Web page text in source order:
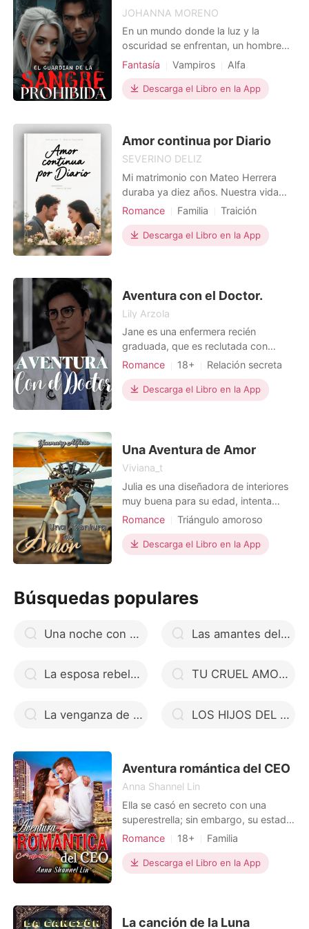
JOHANNA MORENO
En un mundo donde la luz y la
oscuridad se enfrentan, un hombre
lobo descubre que la sangre de su
compañera, su otra mitad, tiene el
poder de destruir a los seres
cambiantes, incluidos hombres lobo y
arma de poder absoluto, cap
Fantasía Vampiros Alfa
Descarga el Libro en la App
Amor continua por Diario
SEVERINO DELIZ
Mi matrimonio con Mateo Herrera
duraba ya diez años. Nuestra vida
transcurría, aparentemente, en una
explotó. Descubrí que me engañaba
con Camila, mi prima. Él, con una
mí por su infidelidad
Romance Familia
Traición
Venganza
Viaje en el tiempo
Dramático
Descarga el Libro en la App
Aventura con el Doctor.
Lily Arzola
Jane es una enfermera recién
graduada, que es reclutada con
mucha suerte, para trabajar en uno
Pero su suerte no le quita, que sea
una joven distraída, inexperta y torpe,
Mark. Dante Mark es el
Romance 18+
Relación secreta
Triángulo amoroso
Doctor
Arrogante/Dominante
Descarga el Libro en la App
Una Aventura de Amor
Viviana_t
Julia es una diseñadora de interiores
muy buena para su edad, intenta
ganarse con su imaginación el mejor
al éxito de su carrera, pero el viaje
que tuvo que hacer para alcanzar el
Bruno,
Romance
Triángulo amoroso
CEO
Dulce
Arrogante/Dominante
Descarga el Libro en la App
Búsquedas populares
Una noche con el millonario Las amantes del Señor Garret
La esposa rebelde del Árabe TU CRUEL AMOR (UNIVERSO FERRARI)
La venganza de una madre soltera LOS HIJOS DEL CEO
Aventura romántica del CEO
Anna Shannel Lin
Ella se casó en secreto con una
superestrella; sin embargo, su estado
civil se mantuvo en conocimiento
perro, tan leal, tan sin vergüenza,
pero él la alejaba constantemente
de su divorcio, ella acci
Romance 18+
Familia
Venganza
Divorcio
CEO
Hermoso
Descarga el Libro en la App
La canción de la Luna